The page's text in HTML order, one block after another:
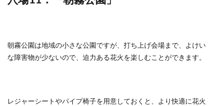
朝霧公園は地域の小さな公園ですが、打ち上げ会場まで、よけい
な障害物が少ないので、迫力ある花火を楽しむことができます。
レジャーシートやパイプ椅子を用意しておくと、より快適に花火